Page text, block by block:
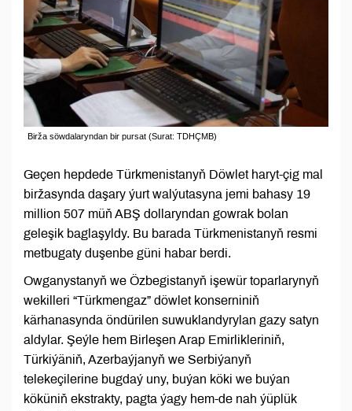
Birža söwdalaryndan bir pursat (Surat: TDHÇMB)
Geçen hepdede Türkmenistanyň Döwlet haryt-çig mal
biržasynda daşary ýurt walýutasyna jemi bahasy 19
million 507 müň ABŞ dollaryndan gowrak bolan
geleşik baglaşyldy. Bu barada Türkmenistanyň resmi
metbugaty duşenbe güni habar berdi.
Owganystanyň we Özbegistanyň işewür toparlarynyň
wekilleri “Türkmengaz” döwlet konserniniň
kärhanasynda öndürilen suwuklandyrylan gazy satyn
aldylar. Şeýle hem Birleşen Arap Emirlikleriniň,
Türkiýäniň, Azerbaýjanyň we Serbiýanyň
telekeçilerine bugdaý uny, buýan köki we buýan
köküniň ekstrakty, pagta ýagy hem-de nah ýüplük